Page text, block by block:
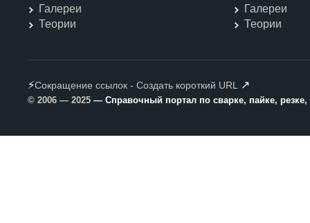
Галереи
Теории
Галереи
Теории
⚡Сокращение ссылок - Создать короткий URL ↗
© 2006 — 2025 — Справочный портал по сварке, пайке,